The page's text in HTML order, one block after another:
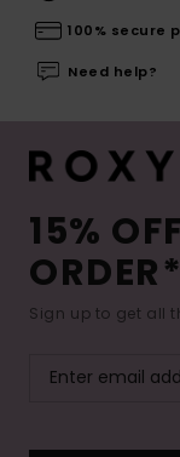
100% secure
Need help?
15%
ORDER*
Sign up to get all